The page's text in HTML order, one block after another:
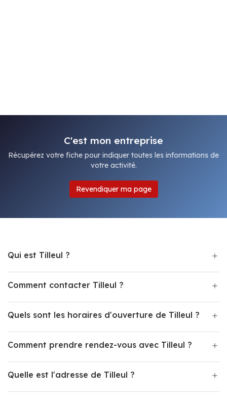
C'est mon entreprise
Récupérez votre fiche pour indiquer toutes les informations de
votre activité.
Revendiquer ma page
Qui est Tilleul ?
Comment contacter Tilleul ?
Quels sont les horaires d'ouverture de Tilleul ?
Comment prendre rendez-vous avec Tilleul ?
Quelle est l'adresse de Tilleul ?